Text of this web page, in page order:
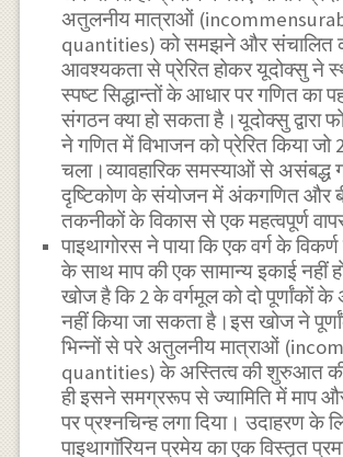
अतुलनीय मात्राओं
quantities) को समझने और संचालित
आवश्यकता से प्रेरित होकर यूदोक्सु ने
स्पष्ट सिद्धान्तों के आधार पर गणित का
संगठन क्या हो सकता है।यूदोक्सु द्वारा
ने गणित में विभाजन को प्रेरित किया जो
चला।व्यावहारिक समस्याओं से असंबद्ध
दृष्टिकोण के संयोजन में अंकगणित और
तकनीकों के विकास से एक महत्वपूर्ण
पाइथागोरस ने पाया कि एक वर्ग के
के साथ माप की एक सामान्य इकाई नहीं
खोज है कि 2 के वर्गमूल को दो पूर्णांकों
नहीं किया जा सकता है।इस खोज ने
भिन्नों से परे अतुलनीय मात्राओं
quantities) के अस्तित्व की शुरुआत
ही इसने समग्ररूप से ज्यामिति में माप
पर प्रश्नचिन्ह लगा दिया। उदाहरण के
पाइथागाॅरियन प्रमेय का एक विस्तृत